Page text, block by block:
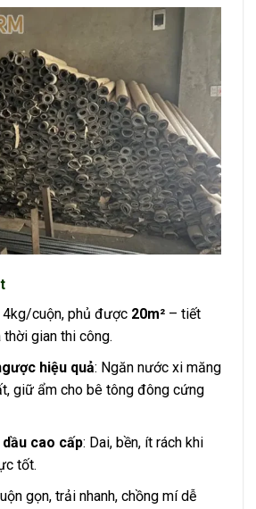
4kg/cuộn, phủ được 20m²– tiết
thời gian thi công.
hiệu quả: Ngăn nước xi măng
giữ ẩm cho bê tông đông cứng
cao cấp: Dai, bền, ít rách khi
tốt.
gọn, trải nhanh, chồng mí dễ